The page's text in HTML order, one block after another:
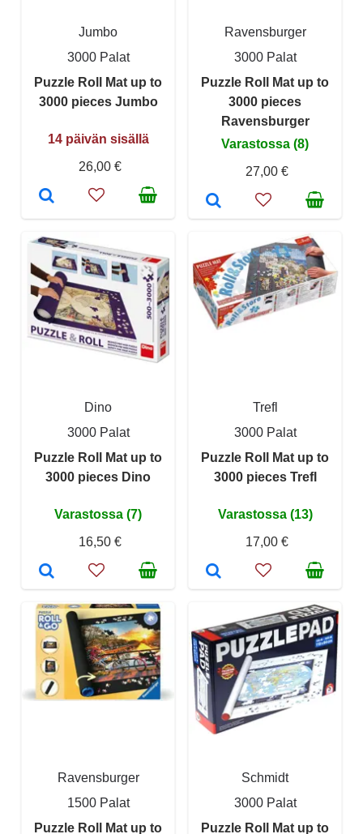
Jumbo
3000 Palat
Puzzle Roll Mat up to
3000 pieces Jumbo
14 päivän sisällä
26,00 €
Ravensburger
3000 Palat
Puzzle Roll Mat up to
3000 pieces
Ravensburger
Varastossa (8)
27,00 €
Dino
3000 Palat
Puzzle Roll Mat up to
3000 pieces Dino
Varastossa (7)
16,50 €
Trefl
3000 Palat
Puzzle Roll Mat up to
3000 pieces Trefl
Varastossa (13)
17,00 €
Ravensburger
1500 Palat
Puzzle Roll Mat up to
Schmidt
3000 Palat
Puzzle Roll Mat up to